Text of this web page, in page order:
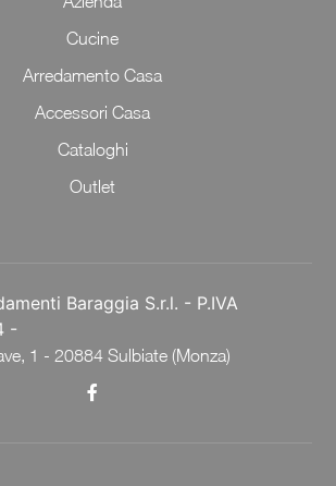
Cucine
Arredamento Casa
Accessori Casa
Cataloghi
Outlet
Baraggia S.r.l. - P.IVA
-
1 - 20884 Sulbiate (Monza)